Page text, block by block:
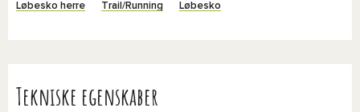
Løbesko herre Trail/Running Løbesko
Tekniske egenskaber